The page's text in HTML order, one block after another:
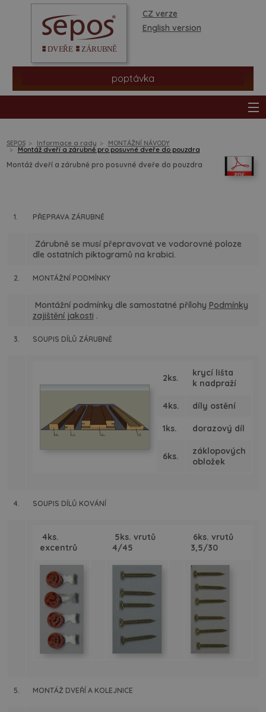
CZ verze
English version
poptávka
SEPOS Informace a rady MONTÁŽNÍ NÁVODY
Montáž dveří a zárubně pro posuvné dveře do pouzdra
Montáž dveří a zárubně pro posuvné dveře do pouzdra
1. PŘEPRAVA ZÁRUBNĚ
Zárubně se musí přepravovat ve vodorovné poloze
dle ostatních piktogramů na krabici.
2. MONTÁŽNÍ PODMÍNKY
Montážní podmínky dle samostatné přílohy Podmínky
zajištění jakosti .
3. SOUPIS DÍLŮ ZÁRUBNĚ
2ks.
krycí lišta
k nadpraží
4ks. díly ostění
1ks. dorazový díl
6ks.
záklopových
obložek
4. SOUPIS DÍLŮ KOVÁNÍ
4ks.
excentrů
5ks. vrutů
4/45
6ks. vrutů
3,5/30
5. MONTÁŽ DVEŘÍ A KOLEJNICE